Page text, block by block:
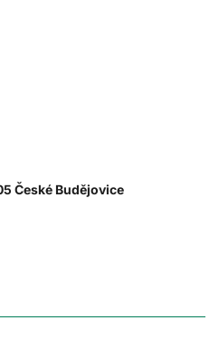
České Budějovice